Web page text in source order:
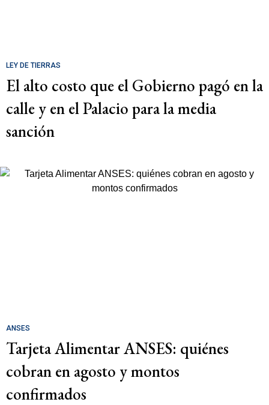
LEY DE TIERRAS
El alto costo que el Gobierno pagó en la
calle y en el Palacio para la media
sanción
ANSES
Tarjeta Alimentar ANSES: quiénes
cobran en agosto y montos
confirmados